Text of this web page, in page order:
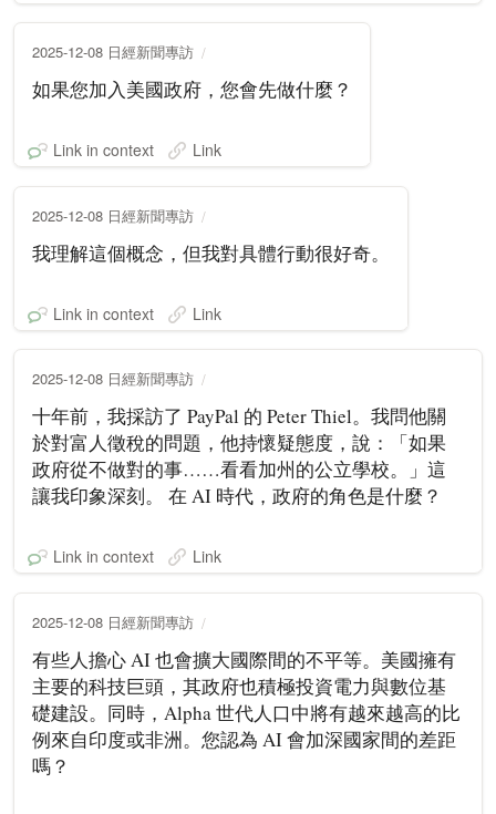
2025-12-08 日經新聞專訪
如果您加入美國政府，您會先做什麼？
Link in context Link
2025-12-08 日經新聞專訪
我理解這個概念，但我對具體行動很好奇。
Link in context Link
2025-12-08 日經新聞專訪
十年前，我採訪了 PayPal 的 Peter Thiel。我問他關
於對富人徵稅的問題，他持懷疑態度，說：「如果
政府從不做對的事……看看加州的公立學校。」這
讓我印象深刻。 在 AI 時代，政府的角色是什麼？
Link in context Link
2025-12-08 日經新聞專訪
有些人擔心 AI 也會擴大國際間的不平等。美國擁有
主要的科技巨頭，其政府也積極投資電力與數位基
礎建設。同時，Alpha 世代人口中將有越來越高的比
例來自印度或非洲。您認為 AI 會加深國家間的差距
嗎？